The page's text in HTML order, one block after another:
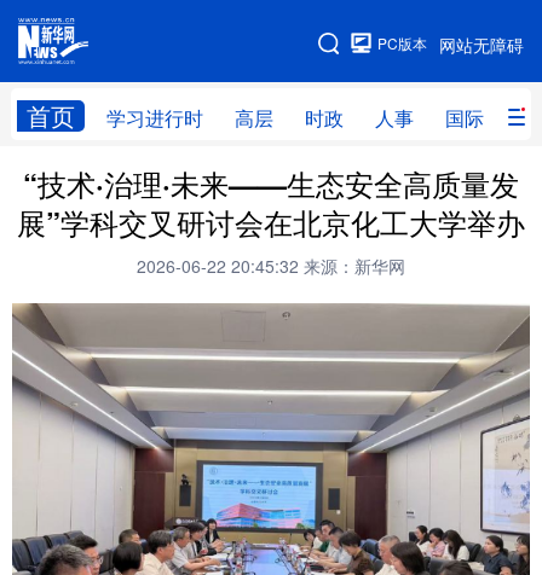
网站无障碍
PC版本
首页 学习进行时 高层 时政 人事 国际 财
网站地图
学习进行时 高层 时政 人事
国际 财经 网评 港澳
全球连线
文化 书画 健康 军事
访谈 视频 图片 政务
中央文件 金融
食品 人居 信息化 数字经济
“技术·治理·未来——生态安全高质量发
展”学科交叉研讨会在北京化工大学举办
2026-06-22 20:45:32 来源：新华网